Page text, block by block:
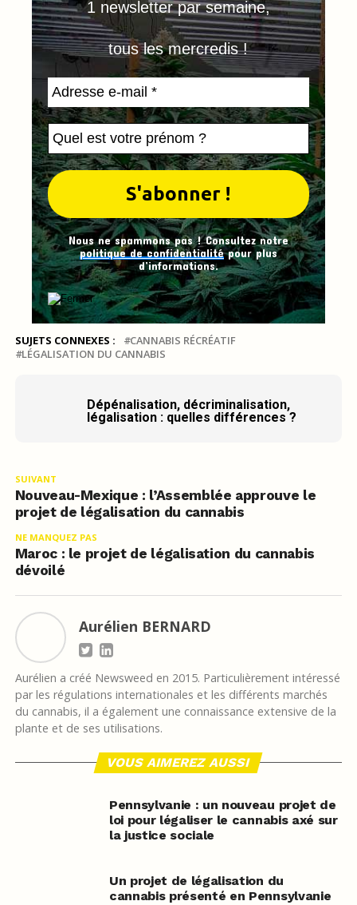
1 newsletter par semaine,
tous les mercredis !
Nous ne spammons pas ! Consultez notre
politique de confidentialitépour plus
d’informations.
SUJETS CONNEXES :
CANNABIS RÉCRÉATIF
LÉGALISATION DU CANNABIS
Dépénalisation, décriminalisation,
légalisation : quelles différences ?
SUIVANT
Nouveau-Mexique : l’Assemblée approuve le
projet de légalisation du cannabis
NE MANQUEZ PAS
Maroc : le projet de légalisation du cannabis
dévoilé
Aurélien BERNARD
Aurélien a créé Newsweed en 2015. Particulièrement intéressé
par les régulations internationales et les différents marchés
du cannabis, il a également une connaissance extensive de la
plante et de ses utilisations.
VOUS AIMEREZ AUSSI
Pennsylvanie : un nouveau projet de
loi pour légaliser le cannabis axé sur
la justice sociale
Un projet de légalisation du
cannabis présenté en Pennsylvanie